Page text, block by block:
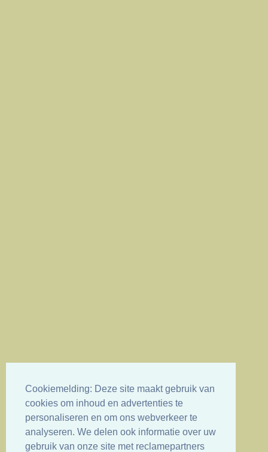
Cookiemelding: Deze site maakt gebruik van
cookies om inhoud en advertenties te
personaliseren en om ons webverkeer te
analyseren. We delen ook informatie over uw
gebruik van onze site met reclamepartners